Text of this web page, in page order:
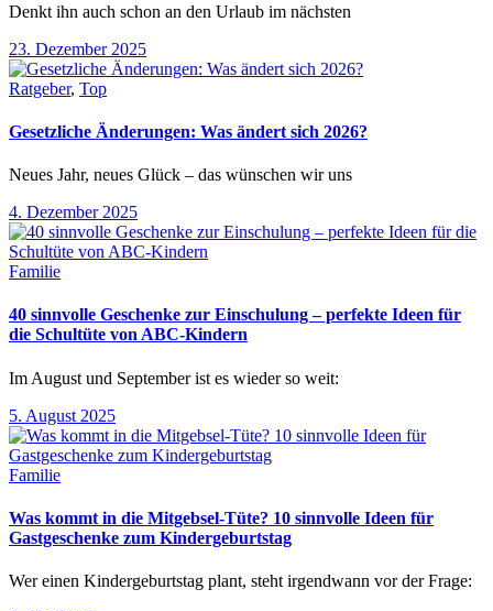
Denkt ihn auch schon an den Urlaub im nächsten
23. Dezember 2025
Ratgeber, Top
Gesetzliche Änderungen: Was ändert sich 2026?
Neues Jahr, neues Glück – das wünschen wir uns
4. Dezember 2025
Familie
40 sinnvolle Geschenke zur Einschulung – perfekte Ideen für
die Schultüte von ABC-Kindern
Im August und September ist es wieder so weit:
5. August 2025
Familie
Was kommt in die Mitgebsel-Tüte? 10 sinnvolle Ideen für
Gastgeschenke zum Kindergeburtstag
Wer einen Kindergeburtstag plant, steht irgendwann vor der Frage: